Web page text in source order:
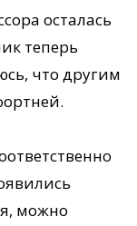
осталась
теперь
что другим
можно